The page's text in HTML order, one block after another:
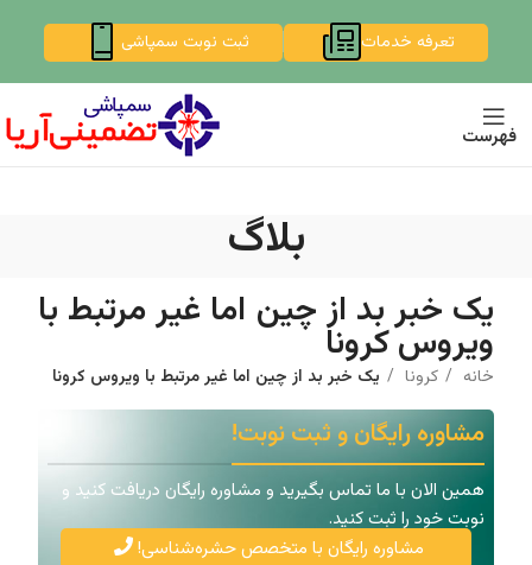
تعرفه خدمات ثبت نوبت سمپاشی
فهرست
بلاگ
یک خبر بد از چین اما غیر مرتبط با
ویروس کرونا
خانه کرونا یک خبر بد از چین اما غیر مرتبط با ویروس کرونا
مشاوره رایگان و ثبت نوبت!
همین الان با ما تماس بگیرید و مشاوره رایگان دریافت کنید و
نوبت خود را ثبت کنید.
مشاوره رایگان با متخصص حشره‌شناسی!